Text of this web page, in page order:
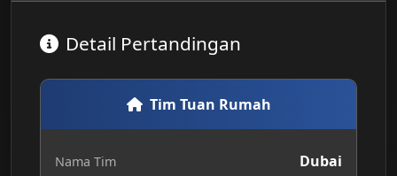
Detail Pertandingan
Tim Tuan Rumah
Nama Tim Dubai